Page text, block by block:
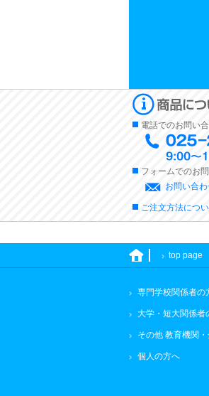
電話でのお問い
フォームでのお
お問い合
ご注文方法につ
top page
専門学校関係者の
大学・短大関係者
その他 教育機関
個人の方へ